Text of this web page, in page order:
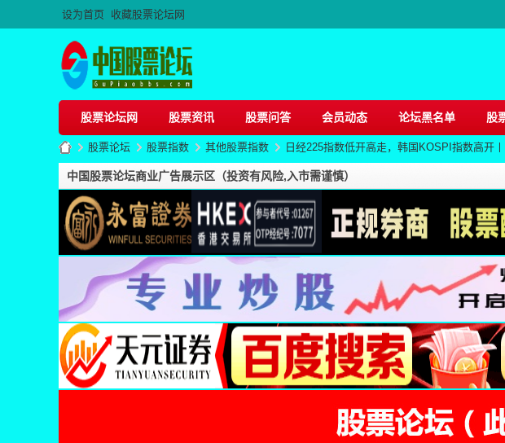
设为首页 收藏股票论坛网
股票论坛网 股票资讯 股票问答 会员动态 论坛黑名单 股
股
票
»
股票论坛
›
股票指数
›
其他股票指数
›
日经225指数低开高走，韩国KOSPI指数高开
中国股票论坛商业广告展示区（投资有风险,入市需谨慎）